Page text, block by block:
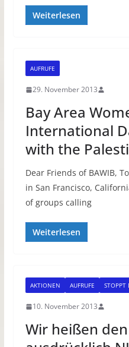
Weiterlesen
AUFRUFE
29. November 2013
Bay Area
International
with the
Dear Friends of BAWIB,
in San Francisco,
of groups calling
Weiterlesen
AKTIONEN AUFRUFE STOPPT
10. November 2013
Wir heißen den